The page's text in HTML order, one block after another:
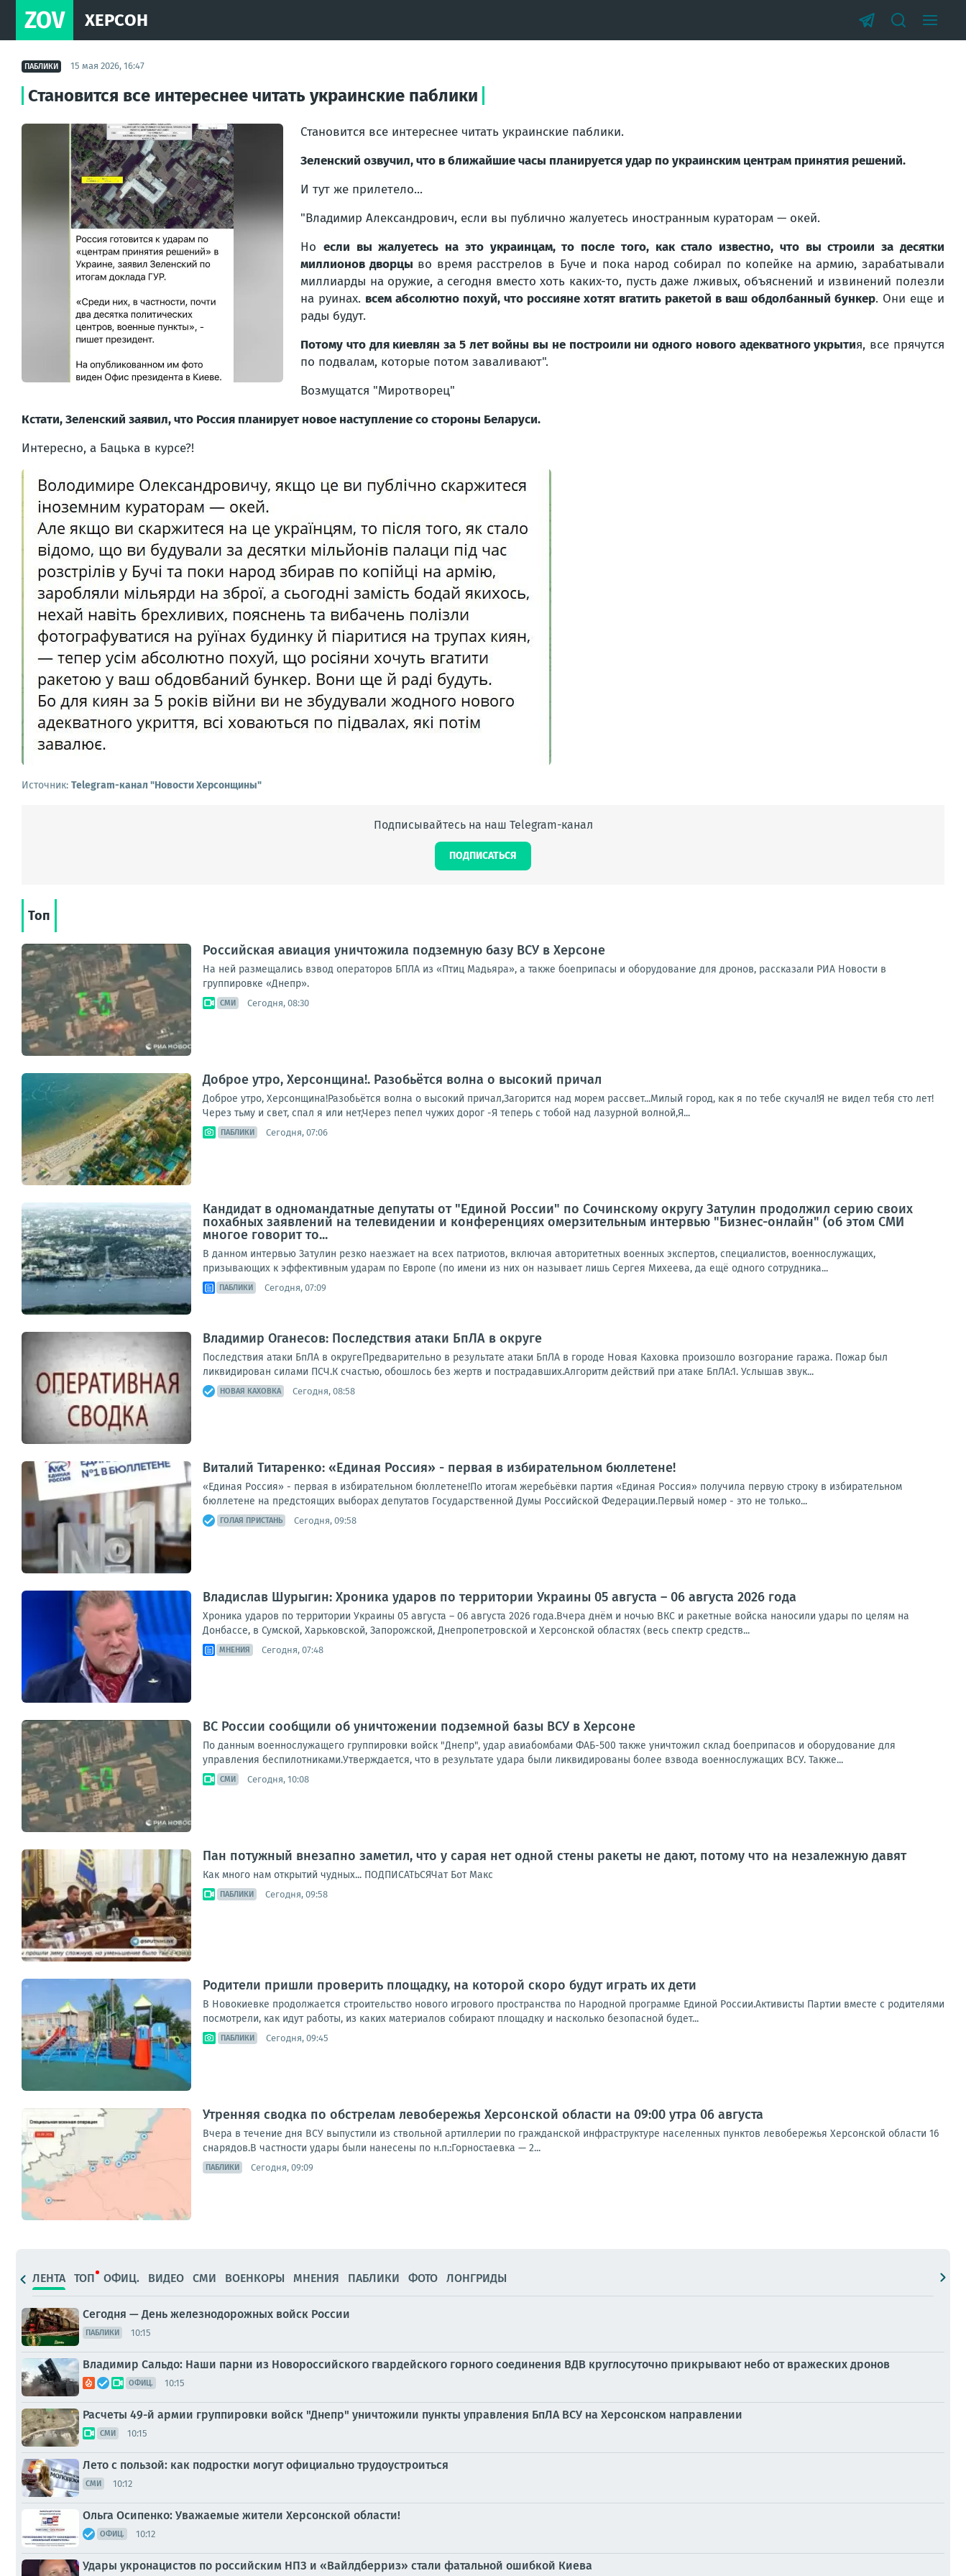
ZOV ХЕРСОН
ПАБЛИКИ 15 мая 2026, 16:47
Становится все интереснее читать украинские паблики
Становится все интереснее читать украинские паблики.
Зеленский озвучил, что в ближайшие часы планируется удар по украинским центрам принятия решений.
И тут же прилетело...
"Владимир Александрович, если вы публично жалуетесь иностранным кураторам — окей.
Но если вы жалуетесь на это украинцам, то после того, как стало известно, что вы строили за десятки
миллионов дворцы во время расстрелов в Буче и пока народ собирал по копейке на армию, зарабатывали
миллиарды на оружие, а сегодня вместо хоть каких-то, пусть даже лживых, объяснений и извинений полезли
на руинах. всем абсолютно похуй, что россияне хотят вгатить ракетой в ваш обдолбанный бункер. Они еще и
рады будут.
Потому что для киевлян за 5 лет войны вы не построили ни одного нового адекватного укрытия, все прячутся
по подвалам, которые потом заваливают".
Возмущатся "Миротворец"
Кстати, Зеленский заявил, что Россия планирует новое наступление со стороны Беларуси.
Интересно, а Бацька в курсе?!
Источник: Telegram-канал "Новости Херсонщины"
Подписывайтесь на наш Telegram-канал
ПОДПИСАТЬСЯ
Топ
Российская авиация уничтожила подземную базу ВСУ в Херсоне
На ней размещались взвод операторов БПЛА из «Птиц Мадьяра», а также боеприпасы и оборудование для дронов, рассказали РИА Новости в
группировке «Днепр».
СМИ Сегодня, 08:30
Доброе утро, Херсонщина!. Разобьётся волна о высокий причал
Доброе утро, Херсонщина!Разобьётся волна о высокий причал,Загорится над морем рассвет...Милый город, как я по тебе скучал!Я не видел тебя сто лет!
Через тьму и свет, спал я или нет,Через пепел чужих дорог -Я теперь с тобой над лазурной волной,Я...
ПАБЛИКИ Сегодня, 07:06
Кандидат в одномандатные депутаты от "Единой России" по Сочинскому округу Затулин продолжил серию своих
похабных заявлений на телевидении и конференциях омерзительным интервью "Бизнес-онлайн" (об этом СМИ
многое говорит то...
В данном интервью Затулин резко наезжает на всех патриотов, включая авторитетных военных экспертов, специалистов, военнослужащих,
призывающих к эффективным ударам по Европе (по имени из них он называет лишь Сергея Михеева, да ещё одного сотрудника...
ПАБЛИКИ Сегодня, 07:09
Владимир Оганесов: Последствия атаки БпЛА в округе
Последствия атаки БпЛА в округеПредварительно в результате атаки БпЛА в городе Новая Каховка произошло возгорание гаража. Пожар был
ликвидирован силами ПСЧ.К счастью, обошлось без жертв и пострадавших.Алгоритм действий при атаке БпЛА:1. Услышав звук...
НОВАЯ КАХОВКА Сегодня, 08:58
Виталий Титаренко: «Единая Россия» - первая в избирательном бюллетене!
«Единая Россия» - первая в избирательном бюллетене!По итогам жеребьёвки партия «Единая Россия» получила первую строку в избирательном
бюллетене на предстоящих выборах депутатов Государственной Думы Российской Федерации.Первый номер - это не только...
ГОЛАЯ ПРИСТАНЬ Сегодня, 09:58
Владислав Шурыгин: Хроника ударов по территории Украины 05 августа – 06 августа 2026 года
Хроника ударов по территории Украины 05 августа – 06 августа 2026 года.Вчера днём и ночью ВКС и ракетные войска наносили удары по целям на
Донбассе, в Сумской, Харьковской, Запорожской, Днепропетровской и Херсонской областях (весь спектр средств...
МНЕНИЯ Сегодня, 07:48
ВС России сообщили об уничтожении подземной базы ВСУ в Херсоне
По данным военнослужащего группировки войск "Днепр", удар авиабомбами ФАБ-500 также уничтожил склад боеприпасов и оборудование для
управления беспилотниками.Утверждается, что в результате удара были ликвидированы более взвода военнослужащих ВСУ. Также...
СМИ Сегодня, 10:08
Пан потужный внезапно заметил, что у сарая нет одной стены ракеты не дают, потому что на незалежную давят
Как много нам открытий чудных... ПОДПИСАТЬСЯЧат Бот Макс
ПАБЛИКИ Сегодня, 09:58
Родители пришли проверить площадку, на которой скоро будут играть их дети
В Новокиевке продолжается строительство нового игрового пространства по Народной программе Единой России.Активисты Партии вместе с родителями
посмотрели, как идут работы, из каких материалов собирают площадку и насколько безопасной будет...
ПАБЛИКИ Сегодня, 09:45
Утренняя сводка по обстрелам левобережья Херсонской области на 09:00 утра 06 августа
Вчера в течение дня ВСУ выпустили из ствольной артиллерии по гражданской инфраструктуре населенных пунктов левобережья Херсонской области 16
снарядов.В частности удары были нанесены по н.п.:Горностаевка — 2...
ПАБЛИКИ Сегодня, 09:09
ЛЕНТА ТОП ОФИЦ. ВИДЕО СМИ ВОЕНКОРЫ МНЕНИЯ ПАБЛИКИ ФОТО ЛОНГРИДЫ
Сегодня — День железнодорожных войск России
ПАБЛИКИ 10:15
Владимир Сальдо: Наши парни из Новороссийского гвардейского горного соединения ВДВ круглосуточно прикрывают небо от вражеских дронов
ОФИЦ. 10:15
Расчеты 49-й армии группировки войск "Днепр" уничтожили пункты управления БпЛА ВСУ на Херсонском направлении
СМИ 10:15
Лето с пользой: как подростки могут официально трудоустроиться
СМИ 10:12
Ольга Осипенко: Уважаемые жители Херсонской области!
ОФИЦ. 10:12
Удары укронацистов по российским НПЗ и «Вайлдберриз» стали фатальной ошибкой Киева